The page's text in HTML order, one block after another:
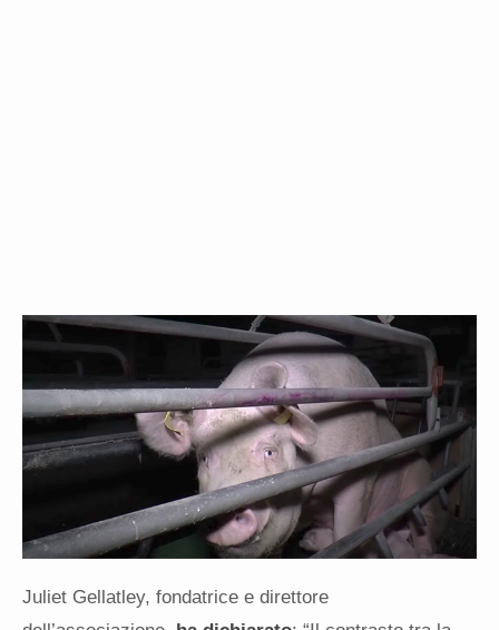
Juliet Gellatley, fondatrice e direttore